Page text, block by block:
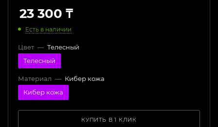
23 300 ₸
Есть в наличии
Цвет — Телесный
Телесный
Материал — Кибер кожа
Кибер кожа
КУПИТЬ В 1 КЛИК